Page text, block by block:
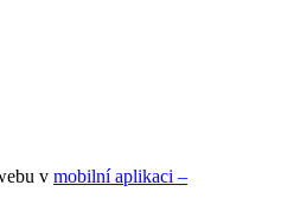
v mobilní aplikaci –